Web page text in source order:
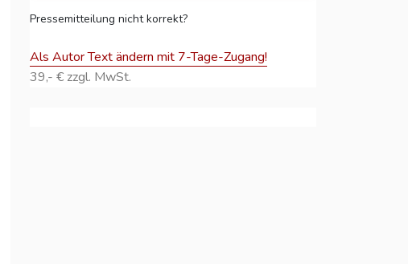
Pressemitteilung nicht korrekt?
Als Autor Text ändern mit 7-Tage-Zugang!
39,- € zzgl. MwSt.